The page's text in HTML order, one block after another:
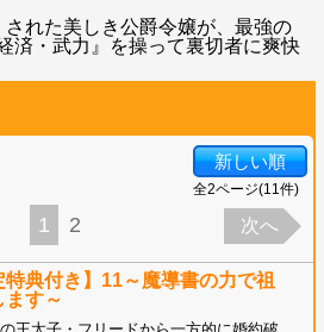
された美しき公爵令嬢が、最強の
済・武力』を操って裏切者に爽快
新しい順
全2ページ(11件)
1 2 次へ
特典付き】11～魔導書の力で祖
ます～